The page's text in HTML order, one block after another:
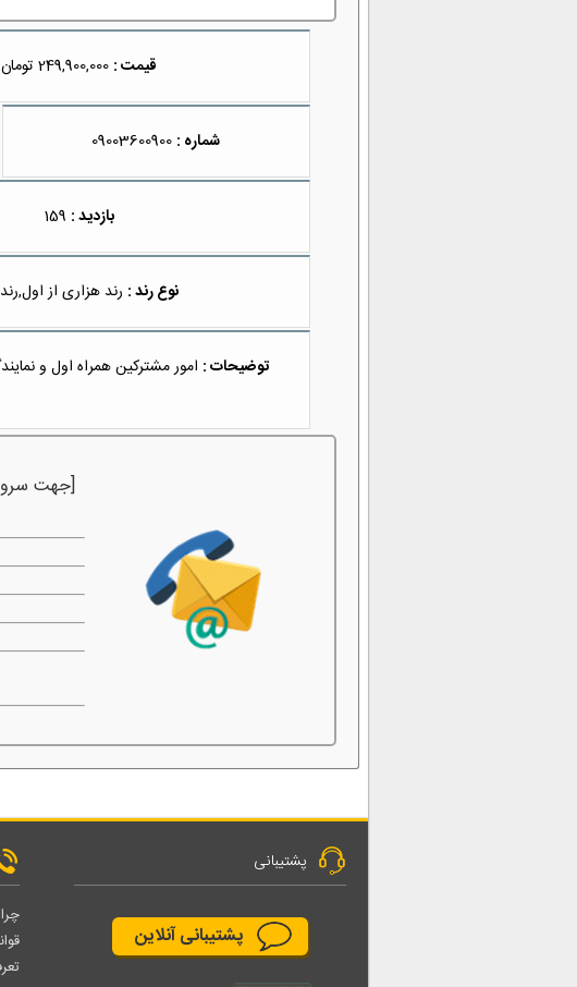
قیمت : تومان
شماره : 09003600900
بازدید :
نوع رند : رند هزاری از
توضیحات : امور مشترکین همراه اول و
[جهت
پشتیبانی
پشتیبانی آنلاین